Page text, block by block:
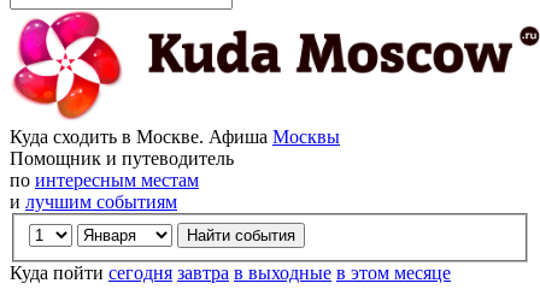
Куда сходить в Москве. Афиша Москвы
Помощник и путеводитель
по интересным местам
и лучшим событиям
Куда пойти сегодня завтра в выходные в этом месяце